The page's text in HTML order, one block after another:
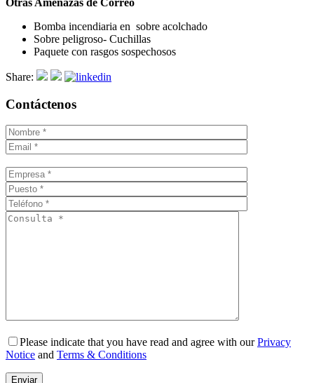
Otras Amenazas de Correo
Bomba incendiaria en sobre acolchado
Sobre peligroso- Cuchillas
Paquete con rasgos sospechosos
Share:
Contáctenos
Please indicate that you have read and agree with ourPrivacy
Notice and Terms & Conditions